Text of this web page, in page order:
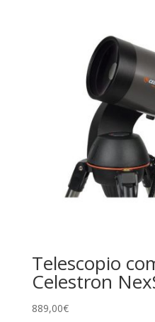
Telescopio
Celestron
889,00€